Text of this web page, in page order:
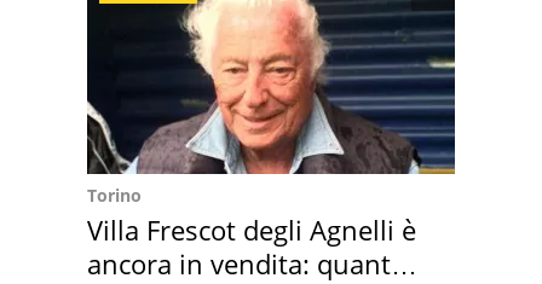
Torino
Villa Frescot degli Agnelli è
ancora in vendita: quanto